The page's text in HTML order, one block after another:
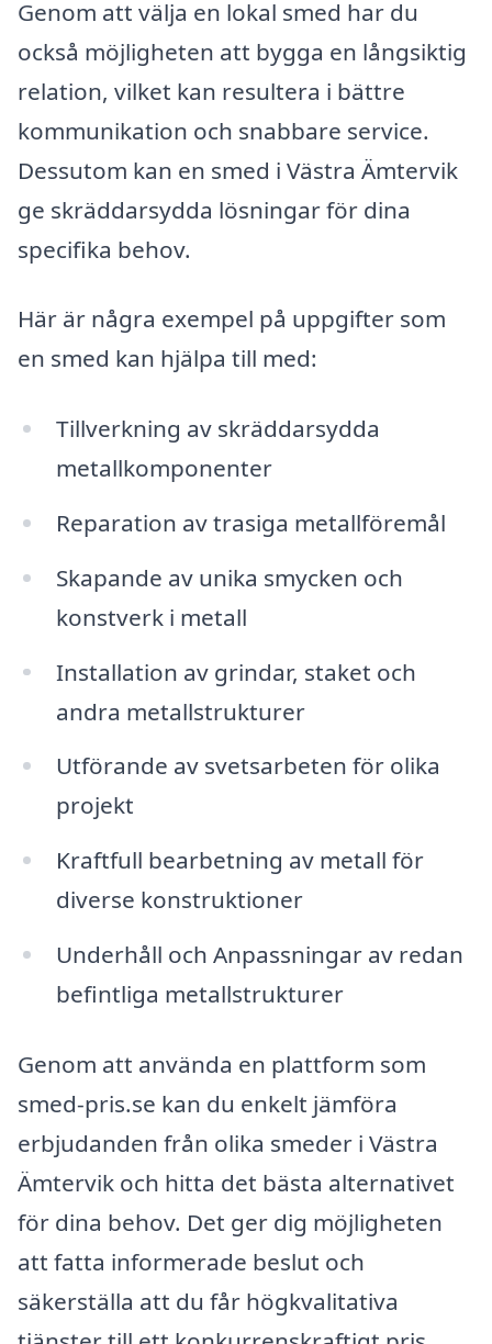
Genom att välja en lokal smed har du
också möjligheten att bygga en långsiktig
relation, vilket kan resultera i bättre
kommunikation och snabbare service.
Dessutom kan en smed i Västra Ämtervik
ge skräddarsydda lösningar för dina
specifika behov.
Här är några exempel på uppgifter som
en smed kan hjälpa till med:
Tillverkning av skräddarsydda
metallkomponenter
Reparation av trasiga metallföremål
Skapande av unika smycken och
konstverk i metall
Installation av grindar, staket och
andra metallstrukturer
Utförande av svetsarbeten för olika
projekt
Kraftfull bearbetning av metall för
diverse konstruktioner
Underhåll och Anpassningar av redan
befintliga metallstrukturer
Genom att använda en plattform som
smed-pris.se kan du enkelt jämföra
erbjudanden från olika smeder i Västra
Ämtervik och hitta det bästa alternativet
för dina behov. Det ger dig möjligheten
att fatta informerade beslut och
säkerställa att du får högkvalitativa